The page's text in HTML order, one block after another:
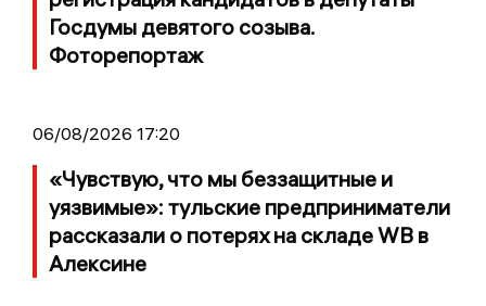
Госдумы девятого созыва.
Фоторепортаж
06/08/2026 17:20
«Чувствую, что мы беззащитные и
уязвимые»: тульские предприниматели
рассказали о потерях на складе WB в
Алексине